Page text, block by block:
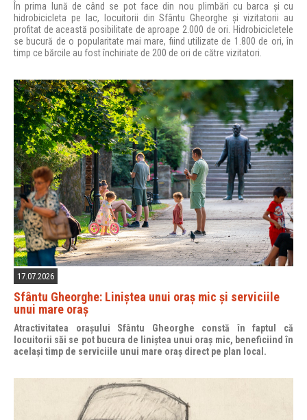
În prima lună de când se pot face din nou plimbări cu barca și cu
hidrobicicleta pe lac, locuitorii din Sfântu Gheorghe și vizitatorii au
profitat de această posibilitate de aproape 2.000 de ori. Hidrobicicletele
se bucură de o popularitate mai mare, fiind utilizate de 1.800 de ori, în
timp ce bărcile au fost închiriate de 200 de ori de către vizitatori.
17.07.2026
Sfântu Gheorghe: Liniștea unui oraș mic și serviciile
unui mare oraș
Atractivitatea orașului Sfântu Gheorghe constă în faptul că
locuitorii săi se pot bucura de liniștea unui oraș mic, beneficiind în
același timp de serviciile unui mare oraș direct pe plan local.